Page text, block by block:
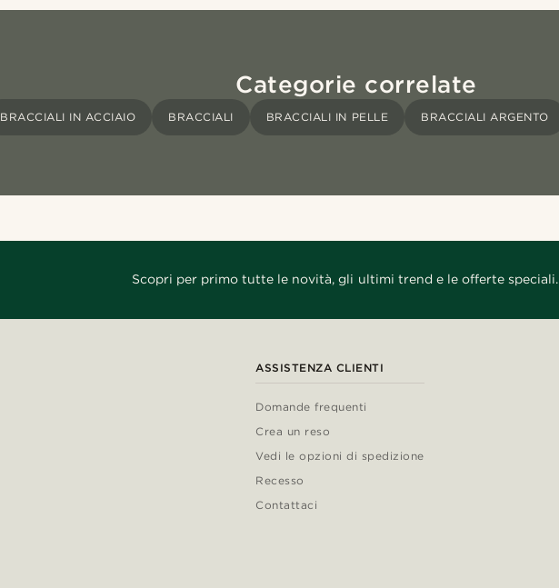
Categorie correlate
BRACCIALI IN ACCIAIO BRACCIALI BRACCIALI IN PELLE BRACCIALI ARGENTO
Scopri per primo tutte le novità, gli ultimi trend e le offerte speciali.
ASSISTENZA CLIENTI
Domande frequenti
Crea un reso
Vedi le opzioni di spedizione
Recesso
Contattaci